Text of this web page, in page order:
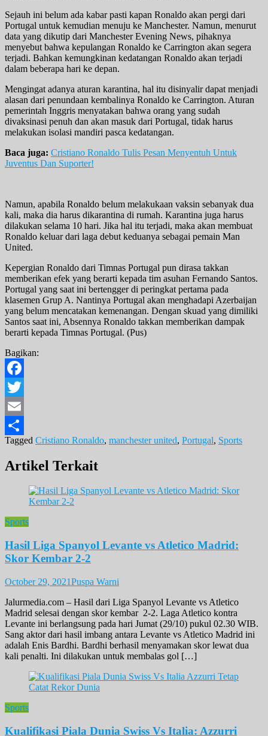
Sejauh ini belum ada kabar pasti kapan Ronaldo akan pergi dari
Portugal untuk kemudian menuju ke Manchester. Namun, menurut
data yang dikutip dari Manchester Evening News, pihaknya
menyebut bahwa kepulangan Ronaldo ke Carrington akan segera
terjadi. Bahkan kemungkinan kedatangan Ronaldo akan terjadi
dalam beberapa hari ke depan.
Mengingat adanya aturan karantina, hal itu disinyalir dapat menjadi
alasan dari penundaan kembalinya Ronaldo ke Carrington. Aturan
pemerintah Inggris menyatakan bahwa orang yang sudah
divaksinasi penuh dan akan masuk dari Portugal, tidak harus
melakukan isolasi mandiri pasca kedatangan.
Baca juga: Cristiano Ronaldo Tulis Pesan Menyentuh Untuk
Juventus Dan Suporter!
Namun, apabila Ronaldo belum melakukaan vaksin sebanyak dua
kali, maka dia harus dikarantina di rumah. Karantina juga harus
dilakukan selama 10 hari. Jika hal itu terjadi, maka akan membuat
Ronaldo keluar dari laga debut keduanya sebagai pemain Man
United.
Kepergian Ronaldo dari Timnas Portugal pun dirasa takkan
memberikan efek yang berarti kepada tim asuhan Fernando Santos.
Portugal yang saat ini bertengger di peringkat pertama pada
klasemen Grup A. Nantinya Portugal akan menghadapi Azerbaijan
yang belum mencatakan kemenangan. Dengan skuad yang dimiliki
Santos saat ini, Absennya Ronaldo takkan memberikan dampak
berarti kepada Timnas Portugal. (Pus)
Bagikan:
Facebook
Twitter
Email
Share
Tagged Cristiano Ronaldo, manchester united, Portugal, Sports
Artikel Terkait
Sports
Hasil Liga Spanyol Levante vs Atletico Madrid:
Skor Kembar 2-2
October 29, 2021Puspa Warni
Jalurmedia.com – Hasil dari Liga Spanyol Levante vs Atletico
Madrid selesai dengan skor kembar 2-2. Laga Atletico kontra
Levante ini berlangsung pada hari Jumat (29/10) pukul 02.30 WIB.
Sang aktor dari hasil imbang antara Levante vs Atletico Madrid ini
adalah Enis Bardhi. Bardhi berhasil menyamakan skor lewat dua
kali penalti. Ini dilakukan untuk membalas gol […]
Sports
Kualifikasi Piala Dunia Swiss Vs Italia: Azzurri